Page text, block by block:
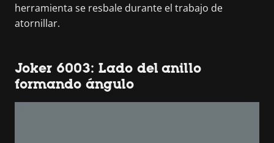
herramienta se resbale durante el trabajo de
atornillar.
Joker 6003: Lado del anillo
formando ángulo